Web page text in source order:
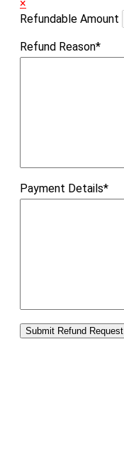
×
Refundable Amount
Refund Reason*
Payment Details*
Submit Refund Request